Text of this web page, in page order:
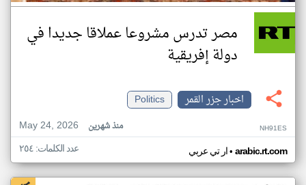
مصر تدرس مشروعا عملاقا جديدا في
دولة إفريقية
اخبار جزر القمر
Politics
May 24, 2026
منذ شهرين NH91ES
ار تي عربي• arabic.rt.com عدد الكلمات: ٢٥٤